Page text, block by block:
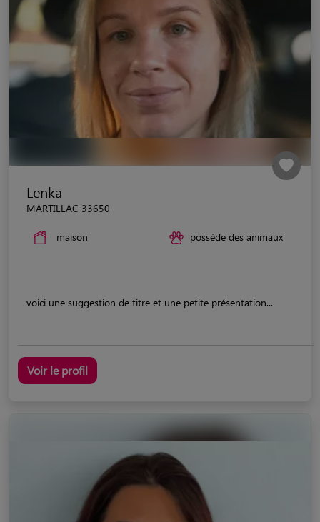
Lenka
MARTILLAC 33650
maison possède des animaux
voici une suggestion de titre et une petite présentation...
Voir le profil